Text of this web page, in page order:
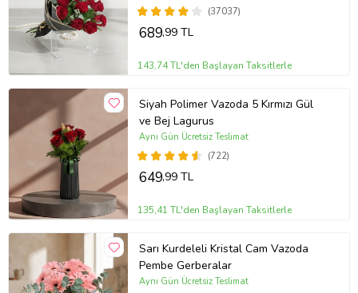
(37037)
689,99 TL
143,74 TL'den Başlayan Taksitlerle
Siyah Polimer Vazoda 5 Kırmızı Gül
ve Bej Lagurus
(722)
Aynı Gün Ücretsiz Teslimat
649,99 TL
135,41 TL'den Başlayan Taksitlerle
Sarı Kurdeleli Kristal Cam Vazoda
Pembe Gerberalar
Aynı Gün Ücretsiz Teslimat